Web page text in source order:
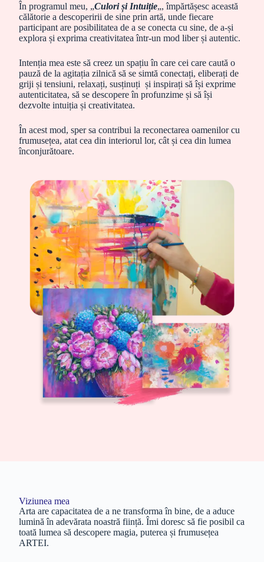
În programul meu, „Culori și Intuiție„, împărtășesc această
călătorie a descoperirii de sine prin artă, unde fiecare
participant are posibilitatea de a se conecta cu sine, de a-și
explora și exprima creativitatea într-un mod liber și autentic.
Intenția mea este să creez un spațiu în care cei care caută o
pauză de la agitația zilnică să se simtă conectați, eliberați de
griji și tensiuni, relaxați, susținuți și inspirați să își exprime
autenticitatea, să se descopere în profunzime și să își
dezvolte intuiția și creativitatea.
În acest mod, sper sa contribui la reconectarea oamenilor cu
frumusețea, atat cea din interiorul lor, cât și cea din lumea
înconjurătoare.
Viziunea mea
Arta are capacitatea de a ne transforma în bine, de a aduce
lumină în adevărata noastră ființă. Îmi doresc să fie posibil ca
toată lumea să descopere magia, puterea și frumusețea
ARTEI.